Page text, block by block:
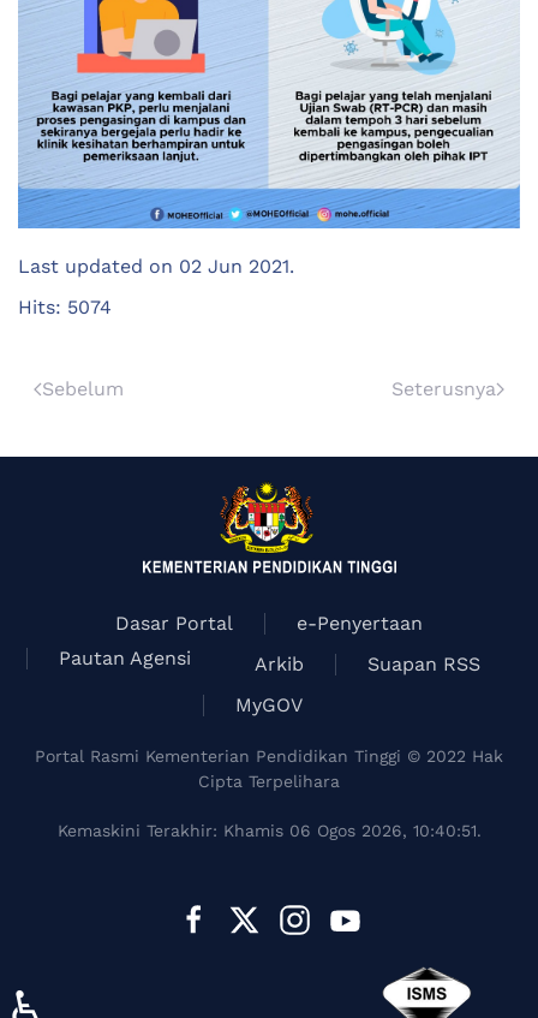
Last updated on 02 Jun 2021.
Hits: 5074
Sebelum Seterusnya
Dasar Portal
e-Penyertaan
Pautan Agensi
Arkib
Suapan RSS
MyGOV
Portal Rasmi Kementerian Pendidikan Tinggi © 2022 Hak
Cipta Terpelihara
Kemaskini Terakhir: Khamis 06 Ogos 2026, 10:40:51.